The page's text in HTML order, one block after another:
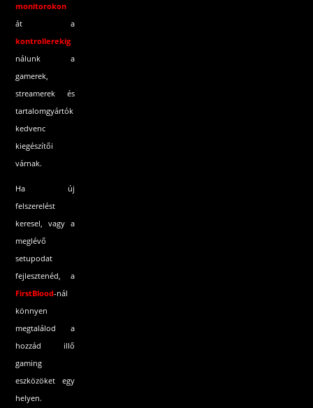
monitorokon
át a
kontrollerekig
nálunk a
gamerek,
streamerek és
tartalomgyártók
kedvenc
kiegészítői
várnak.
Ha új
felszerelést
keresel, vagy a
meglévő
setupodat
fejlesztenéd, a
FirstBlood-nál
könnyen
megtalálod a
hozzád illő
gaming
eszközöket egy
helyen.